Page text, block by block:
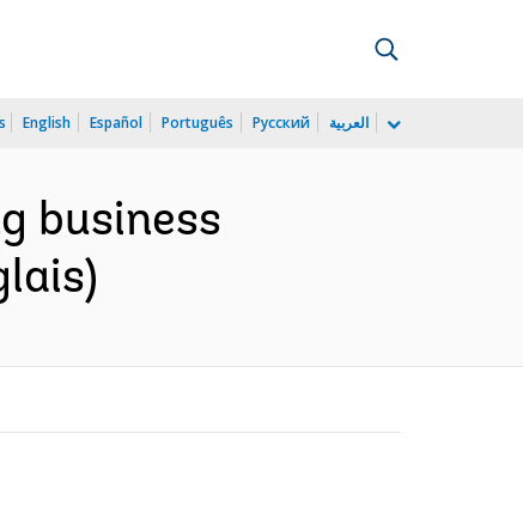
English Español Português Русский العربية
business